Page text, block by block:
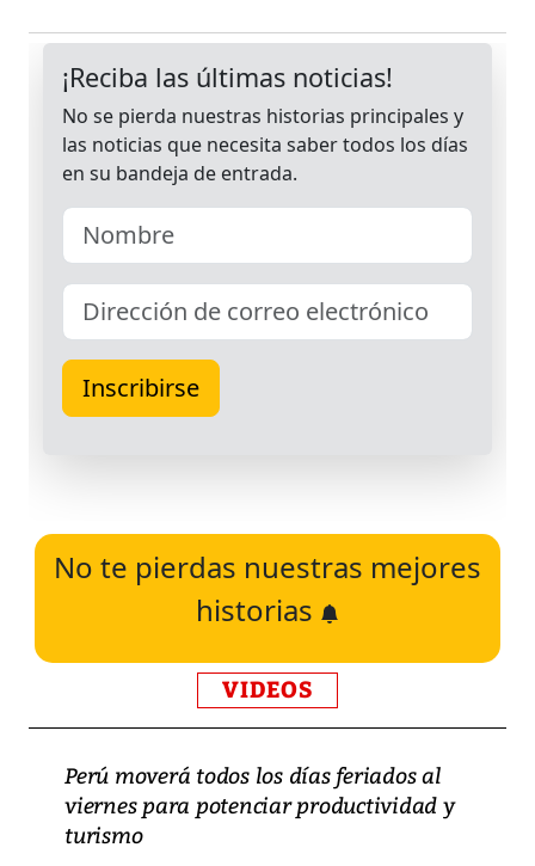
No te pierdas nuestras mejores
historias
VIDEOS
Perú moverá todos los días feriados al
viernes para potenciar productividad y
turismo